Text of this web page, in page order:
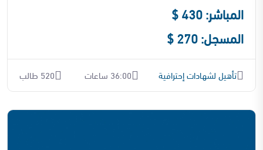
المباشر: 430 $
المسجل: 270 $
تأهيل لشهادات إحترافية 36:00 ساعات 520 طالب